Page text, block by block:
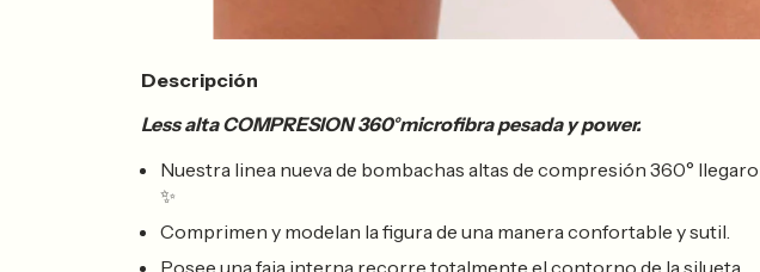
Descripción
Less alta COMPRESION 360°microfibra pesada y power.
Nuestra linea nueva de bombachas altas de compresión 360°
✨
Comprimen y modelan la figura de una manera confortable y sutil.
Posee una faja interna recorre totalmente el contorno de la silueta.